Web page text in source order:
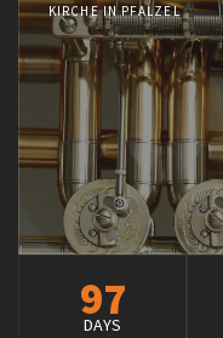
KIRCHE IN PFALZEL
97
DAYS